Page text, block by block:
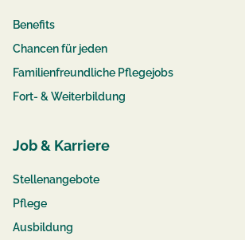
Benefits
Chancen für jeden
Familienfreundliche Pflegejobs
Fort- & Weiterbildung
Job & Karriere
Stellenangebote
Pflege
Ausbildung